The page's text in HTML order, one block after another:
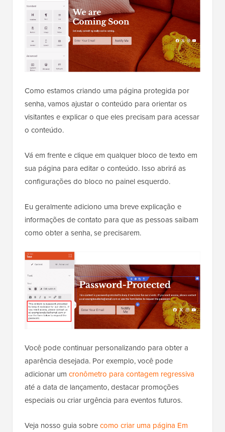
Como estamos criando uma página protegida por
senha, vamos ajustar o conteúdo para orientar os
visitantes e explicar o que eles precisam para acessar
o conteúdo.
Vá em frente e clique em qualquer bloco de texto em
sua página para editar o conteúdo. Isso abrirá as
configurações do bloco no painel esquerdo.
Eu geralmente adiciono uma breve explicação e
informações de contato para que as pessoas saibam
como obter a senha, se precisarem.
Você pode continuar personalizando para obter a
aparência desejada. Por exemplo, você pode
adicionar um cronômetro para contagem regressiva
até a data de lançamento, destacar promoções
especiais ou criar urgência para eventos futuros.
Veja nosso guia sobrecomo criar uma página Em